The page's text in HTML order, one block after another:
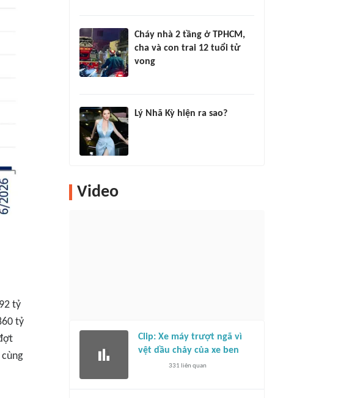
tỷ
tỷ
Cháy nhà 2 tầng ở TPHCM,
cha và con trai 12 tuổi tử
vong
Lý Nhã Kỳ hiện ra sao?
Video
Clip: Xe máy trượt ngã vì
vệt dầu chảy của xe ben
331 liên quan